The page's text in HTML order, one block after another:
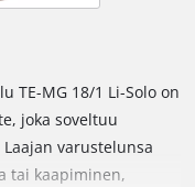
TE-MG 18/1 Li-Solo on
joka soveltuu
varustelunsa
tai kaapiminen,